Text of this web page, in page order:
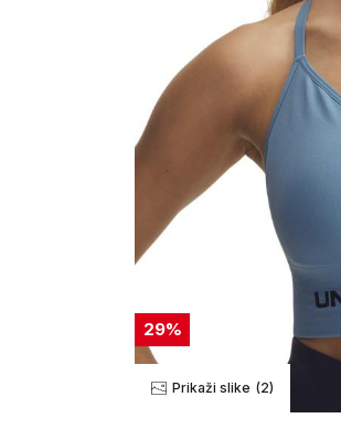
29%
Prikaži slike (2)